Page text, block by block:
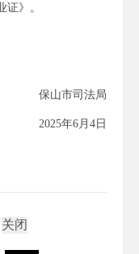
》。
保山市司法局
2025年6月4日